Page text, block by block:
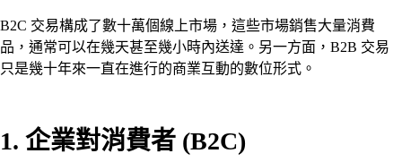
B2C 交易構成了數十萬個線上市場，這些市場銷售大量消費
品，通常可以在幾天甚至幾小時內送達。另一方面，B2B 交易
只是幾十年來一直在進行的商業互動的數位形式。
1. 企業對消費者 (B2C)